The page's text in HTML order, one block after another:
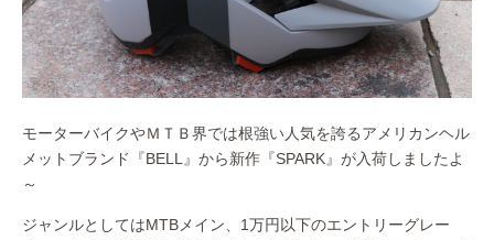
モーターバイクやＭＴＢ界では根強い人気を誇るアメリカンヘル
メットブランド『BELL』から新作『SPARK』が入荷しましたよ
～
ジャンルとしてはMTBメイン、1万円以下のエントリーグレー